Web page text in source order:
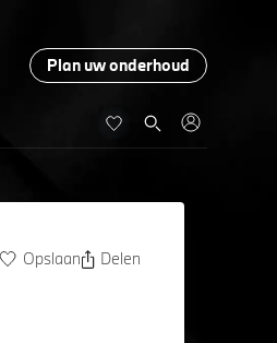
Plan uw onderhoud
Opslaan Delen